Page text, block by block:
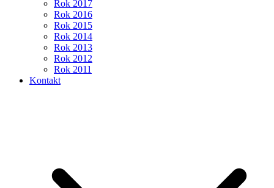
Rok 2017
Rok 2016
Rok 2015
Rok 2014
Rok 2013
Rok 2012
Rok 2011
Kontakt